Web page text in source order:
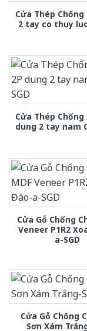
Cửa Thép Chống
2 tay co thuy
Cửa Thép Chống
dung 2 tay nam
Cửa Gỗ Chống
Veneer P1R2
a-SGD
Cửa Gỗ Chống
Sơn Xám